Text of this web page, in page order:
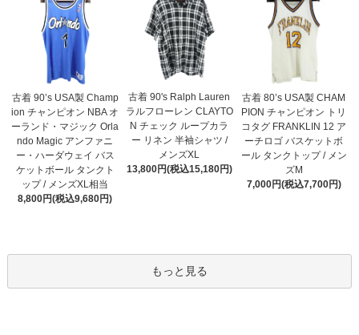
古着 90’s USA製 Champ
ion チャンピオン NBA オ
ーランド・マジック Orla
ndo Magic アンファニ
ー・ハーダウェイ バス
ケットボール タンクト
ップ / メンズXL相当
8,800円(税込9,680円)
古着 90's Ralph Lauren
ラルフローレン CLAYTO
N チェック ループカラ
ー リネン 半袖シャツ /
メンズXL
13,800円(税込15,180円)
古着 80’s USA製 CHAM
PION チャンピオン トリ
コタグ FRANKLIN 12 ア
ーチロゴ バスケットボ
ール タンクトップ / メン
ズM
7,000円(税込7,700円)
もっと見る